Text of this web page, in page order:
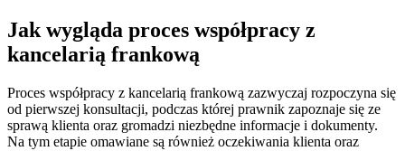
Jak wygląda proces współpracy z
kancelarią frankową
Proces współpracy z kancelarią frankową zazwyczaj rozpoczyna się
od pierwszej konsultacji, podczas której prawnik zapoznaje się ze
sprawą klienta oraz gromadzi niezbędne informacje i dokumenty.
Na tym etapie omawiane są również oczekiwania klienta oraz